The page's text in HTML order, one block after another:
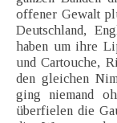
offener Gewalt
Deutschland,
haben um ihre
und Cartouche,
den gleichen
ging niemand
überfielen die